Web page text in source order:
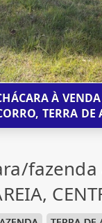
À
TERRA DE